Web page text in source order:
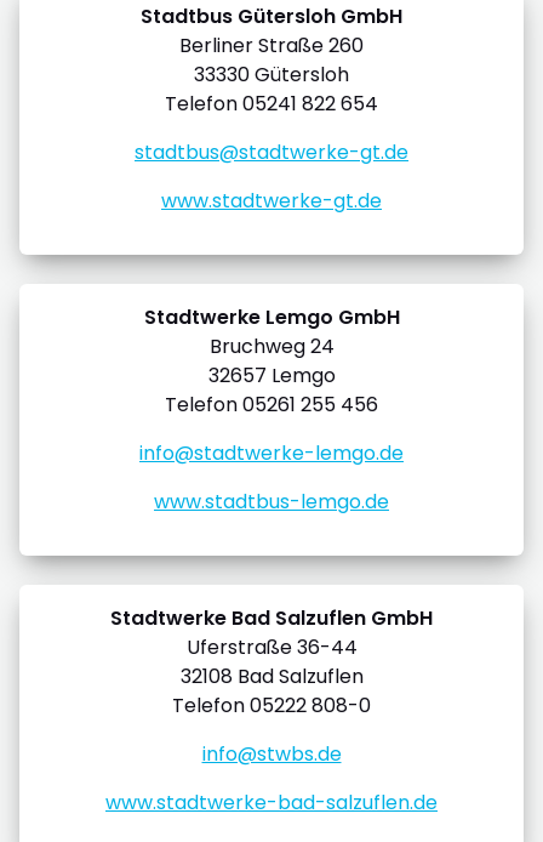
Stadtbus Gütersloh GmbH
Berliner Straße 260
33330 Gütersloh
Telefon 05241 822 654
stadtbus@stadtwerke-gt.de
www.stadtwerke-gt.de
Stadtwerke Lemgo GmbH
Bruchweg 24
32657 Lemgo
Telefon 05261 255 456
info@stadtwerke-lemgo.de
www.stadtbus-lemgo.de
Stadtwerke Bad Salzuflen GmbH
Uferstraße 36-44
32108 Bad Salzuflen
Telefon 05222 808-0
info@stwbs.de
www.stadtwerke-bad-salzuflen.de